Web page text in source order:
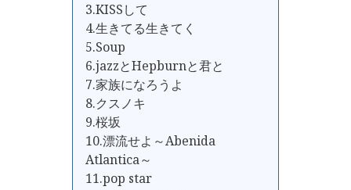
3.KISSして
4.生きてる生きてく
5.Soup
6.jazzとHepburnと君と
7.家族になろうよ
8.クスノキ
9.桜坂
10.漂流せよ～Abenida
Atlantica～
11.pop star